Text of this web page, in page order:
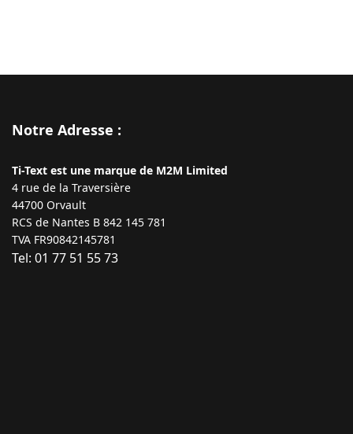
Notre Adresse :
Ti-Text est une marque de M2M Limited
4 rue de la Traversière
44700 Orvault
RCS de Nantes B 842 145 781
TVA FR90842145781
Tel: 01 77 51 55 73